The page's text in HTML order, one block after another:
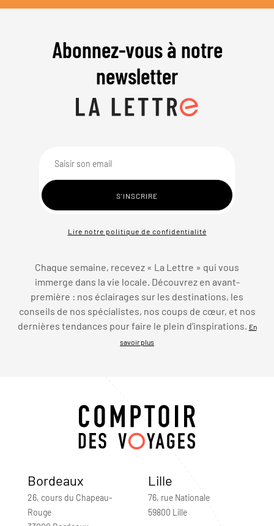
Abonnez-vous à notre
newsletter
Lire notre politique de confidentialité
Chaque semaine, recevez « La Lettre » qui vous
immerge dans la vie locale. Découvrez en avant-
première : nos éclairages sur les destinations, les
conseils de nos spécialistes, nos coups de cœur, et nos
dernières tendances pour faire le plein d’inspirations. En
savoir plus
Bordeaux
26, cours du Chapeau-
Rouge
Lille
76, rue Nationale
59800 Lille